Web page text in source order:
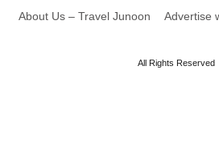
About Us – Travel Junoon Advertise
All Rights Reserved